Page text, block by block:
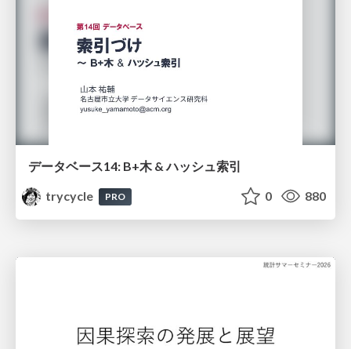
データベース14: B+木 & ハッシュ索引
trycycle
PRO 0 880